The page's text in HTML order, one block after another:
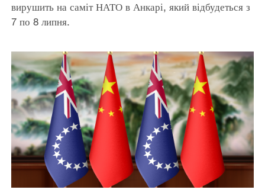
вирушить на саміт НАТО в Анкарі, який відбудеться з
7 по 8 липня.